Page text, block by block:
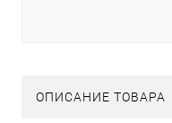
ОПИСАНИЕ ТОВАРА